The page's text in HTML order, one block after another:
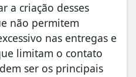
a criação desses
não permitem
nas entregas e
limitam o contato
ser os principais